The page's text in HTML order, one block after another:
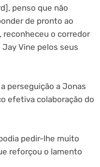
penso que não
de pronto ao
reconheceu o corredor
Vine pelos seus
perseguição a Jonas
efetiva colaboração do
pedir-lhe muito
reforçou o lamento